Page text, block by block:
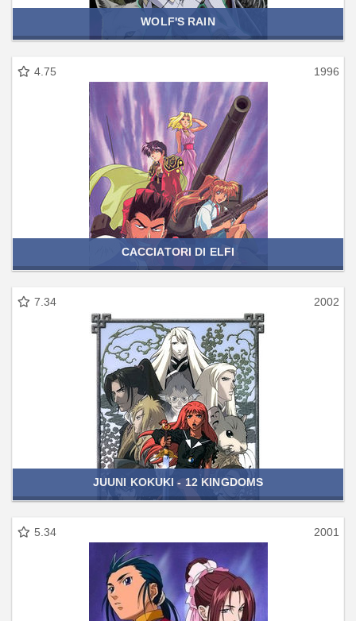
WOLF'S RAIN
4.75 1996
CACCIATORI DI ELFI
7.34 2002
JUUNI KOKUKI - 12 KINGDOMS
5.34 2001